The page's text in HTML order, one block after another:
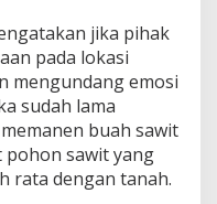
jika pihak
pada lokasi
mengundang emosi
sudah lama
buah sawit
pohon sawit yang
rata dengan tanah.